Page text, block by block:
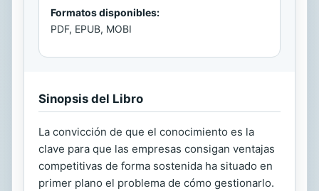
Formatos disponibles:
PDF, EPUB, MOBI
Sinopsis del Libro
La convicción de que el conocimiento es la
clave para que las empresas consigan ventajas
competitivas de forma sostenida ha situado en
primer plano el problema de cómo gestionarlo.